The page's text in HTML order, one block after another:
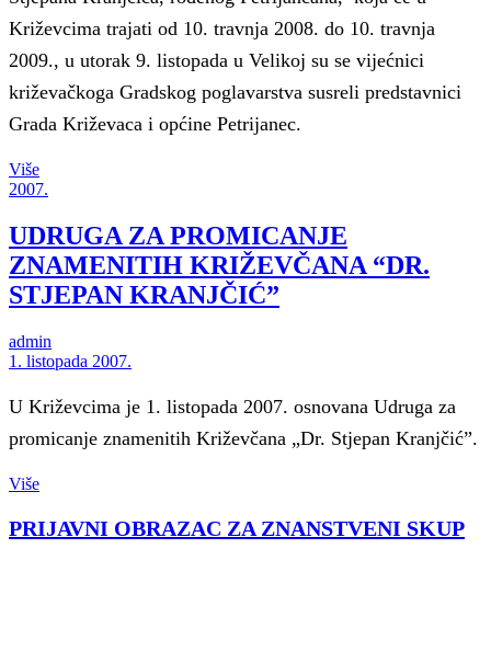
Križevcima trajati od 10. travnja 2008. do 10. travnja
2009., u utorak 9. listopada u Velikoj su se vijećnici
križevačkoga Gradskog poglavarstva susreli predstavnici
Grada Križevaca i općine Petrijanec.
Više
2007.
UDRUGA ZA PROMICANJE
ZNAMENITIH KRIŽEVČANA “DR.
STJEPAN KRANJČIĆ”
admin
1. listopada 2007.
U Križevcima je 1. listopada 2007. osnovana Udruga za
promicanje znamenitih Križevčana „Dr. Stjepan Kranjčić”.
Više
PRIJAVNI OBRAZAC ZA ZNANSTVENI SKUP